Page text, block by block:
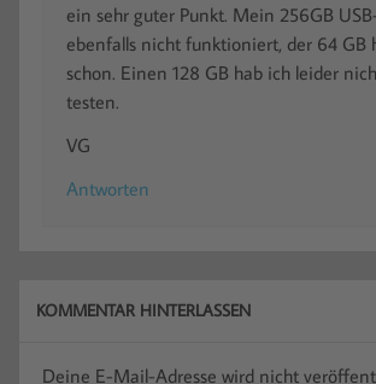
ein sehr guter Punkt. Mein 256GB
ebenfalls nicht funktioniert, der 64 GB
schon. Einen 128 GB hab ich leider
testen.
VG
Antworten
KOMMENTAR HINTERLASSEN
Deine E-Mail-Adresse wird nicht